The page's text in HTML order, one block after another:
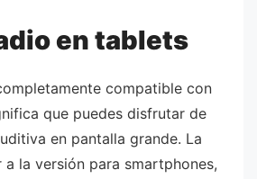
en tablets
compatible con
que puedes disfrutar de
en pantalla grande. La
la versión para smartphones,